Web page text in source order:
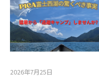
2026年7月25日